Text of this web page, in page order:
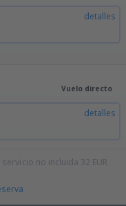
detalles
Vuelo directo
detalles
no incluida 32 EUR